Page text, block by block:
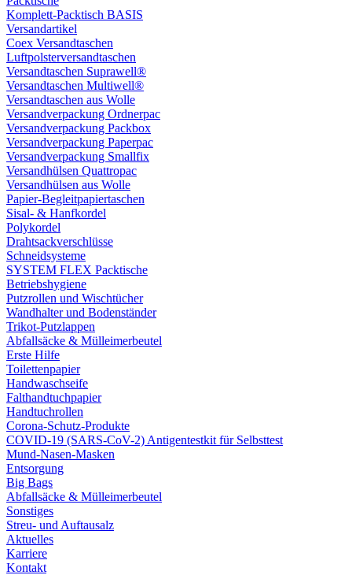
Komplett-Packtisch BASIS
Versandartikel
Coex Versandtaschen
Luftpolsterversandtaschen
Versandtaschen Suprawell®
Versandtaschen Multiwell®
Versandtaschen aus Wolle
Versandverpackung Ordnerpac
Versandverpackung Packbox
Versandverpackung Paperpac
Versandverpackung Smallfix
Versandhülsen Quattropac
Versandhülsen aus Wolle
Papier-Begleitpapiertaschen
Sisal- & Hanfkordel
Polykordel
Drahtsackverschlüsse
Schneidsysteme
SYSTEM FLEX Packtische
Betriebshygiene
Putzrollen und Wischtücher
Wandhalter und Bodenständer
Trikot-Putzlappen
Abfallsäcke & Mülleimerbeutel
Erste Hilfe
Toilettenpapier
Handwaschseife
Falthandtuchpapier
Handtuchrollen
Corona-Schutz-Produkte
COVID-19 (SARS-CoV-2) Antigentestkit für Selbsttest
Mund-Nasen-Masken
Entsorgung
Big Bags
Abfallsäcke & Mülleimerbeutel
Sonstiges
Streu- und Auftausalz
Aktuelles
Karriere
Kontakt